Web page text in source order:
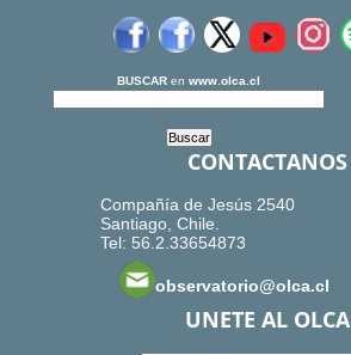
BUSCAR en www.olca.cl
CONTACTANOS
Compañía de Jesús 2540
Santiago, Chile.
Tel: 56.2.33654873
observatorio@olca.cl
UNETE AL OLCA